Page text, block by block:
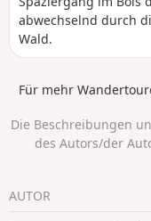
abwechselnd durch
Wald.
Für mehr
Die Beschreibungen
des Autors/der
AUTOR